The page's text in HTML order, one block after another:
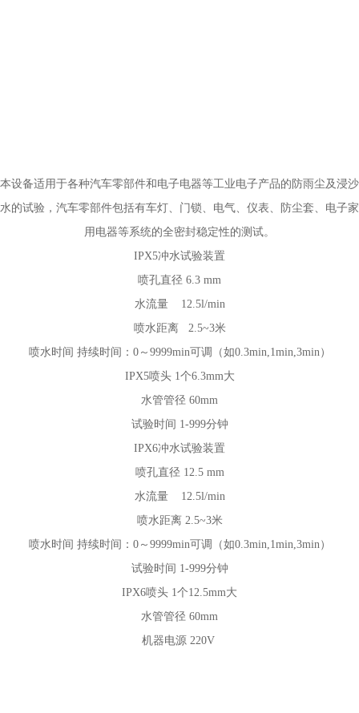
本设备适用于各种汽车零部件和电子电器等工业电子产品的防雨尘及浸沙
水的试验，汽车零部件包括有车灯、门锁、电气、仪表、防尘套、电子家
用电器等系统的全密封稳定性的测试。
IPX5冲水试验装置
喷孔直径 6.3 mm
水流量
12.5l/min
喷水距离
2.5~3米
喷水时间 持续时间：0～9999min可调（如0.3min,1min,3min）
IPX5喷头 1个6.3mm大
水管管径 60mm
试验时间 1-999分钟
IPX6冲水试验装置
喷孔直径 12.5 mm
水流量
12.5l/min
喷水距离 2.5~3米
喷水时间 持续时间：0～9999min可调（如0.3min,1min,3min）
试验时间 1-999分钟
IPX6喷头 1个12.5mm大
水管管径 60mm
机器电源 220V